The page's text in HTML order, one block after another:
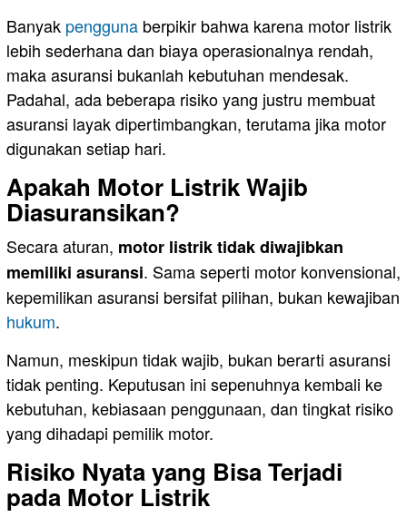
Banyak pengguna berpikir bahwa karena motor listrik
lebih sederhana dan biaya operasionalnya rendah,
maka asuransi bukanlah kebutuhan mendesak.
Padahal, ada beberapa risiko yang justru membuat
asuransi layak dipertimbangkan, terutama jika motor
digunakan setiap hari.
Apakah Motor Listrik Wajib
Diasuransikan?
Secara aturan, motor listrik tidak diwajibkan
memiliki asuransi. Sama seperti motor konvensional,
kepemilikan asuransi bersifat pilihan, bukan kewajiban
hukum.
Namun, meskipun tidak wajib, bukan berarti asuransi
tidak penting. Keputusan ini sepenuhnya kembali ke
kebutuhan, kebiasaan penggunaan, dan tingkat risiko
yang dihadapi pemilik motor.
Risiko Nyata yang Bisa Terjadi
pada Motor Listrik